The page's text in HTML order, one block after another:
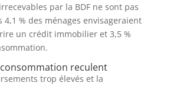
par la BDF ne sont pas
4,1 % des ménages envisageraient
un crédit immobilier et 3,5 %
reculent
trop élevés et la